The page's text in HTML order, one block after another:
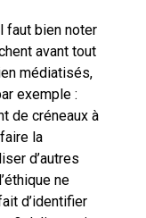
faut bien noter
avant tout
médiatisés,
exemple :
de créneaux à
la
d’autres
ne
d’identifier